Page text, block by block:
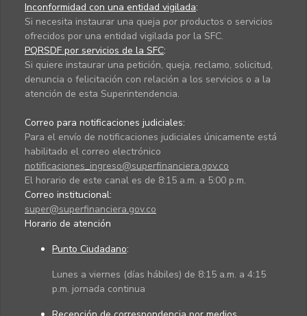
Inconformidad con una entidad vigilada:
Si necesita instaurar una queja por productos o servicios
ofrecidos por una entidad vigilada por la SFC.
PQRSDF por servicios de la SFC:
Si quiere instaurar una petición, queja, reclamo, solicitud,
denuncia o felicitación con relación a los servicios o a la
atención de esta Superintendencia.
Correo para notificaciones judiciales:
Para el envío de notificaciones judiciales únicamente está
habilitado el correo electrónico
notificaciones_ingreso@superfinanciera.gov.co
El horario de este canal es de 8:15 a.m. a 5:00 p.m.
Correo institucional:
super@superfinanciera.gov.co
Horario de atención
Punto Ciudadano:
Lunes a viernes (días hábiles) de 8:15 a.m. a 4:15
p.m. jornada continua